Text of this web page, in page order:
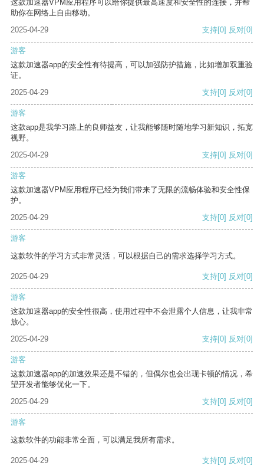
这款加速器VPM应用程序可以给你提供最高速度和安全性的连接，并帮
助你在网络上自由移动。
2025-04-29
支持[0] 反对[0]
游客
这款加速器app的安全性有待提高，可以加强防护措施，比如增加双重验
证。
2025-04-29
支持[0] 反对[0]
游客
这款app是我学习路上的良师益友，让我能够随时随地学习新知识，拓宽
视野。
2025-04-29
支持[0] 反对[0]
游客
这款加速器VPM应用程序已经为我们带来了无限的流畅体验和安全性保
护。
2025-04-29
支持[0] 反对[0]
游客
这款软件的学习方式非常灵活，可以根据自己的需求选择学习方式。
2025-04-29 支持[0] 反对[0]
游客
这款加速器app的安全性很高，使用过程中不会泄露个人信息，让我非常
放心。
2025-04-29
支持[0] 反对[0]
游客
这款加速器app的加速效果还是不错的，但偶尔也会出现卡顿的情况，希
望开发者能够优化一下。
2025-04-29
支持[0] 反对[0]
游客
这款软件的功能非常全面，可以满足我所有需求。
2025-04-29 支持[0] 反对[0]